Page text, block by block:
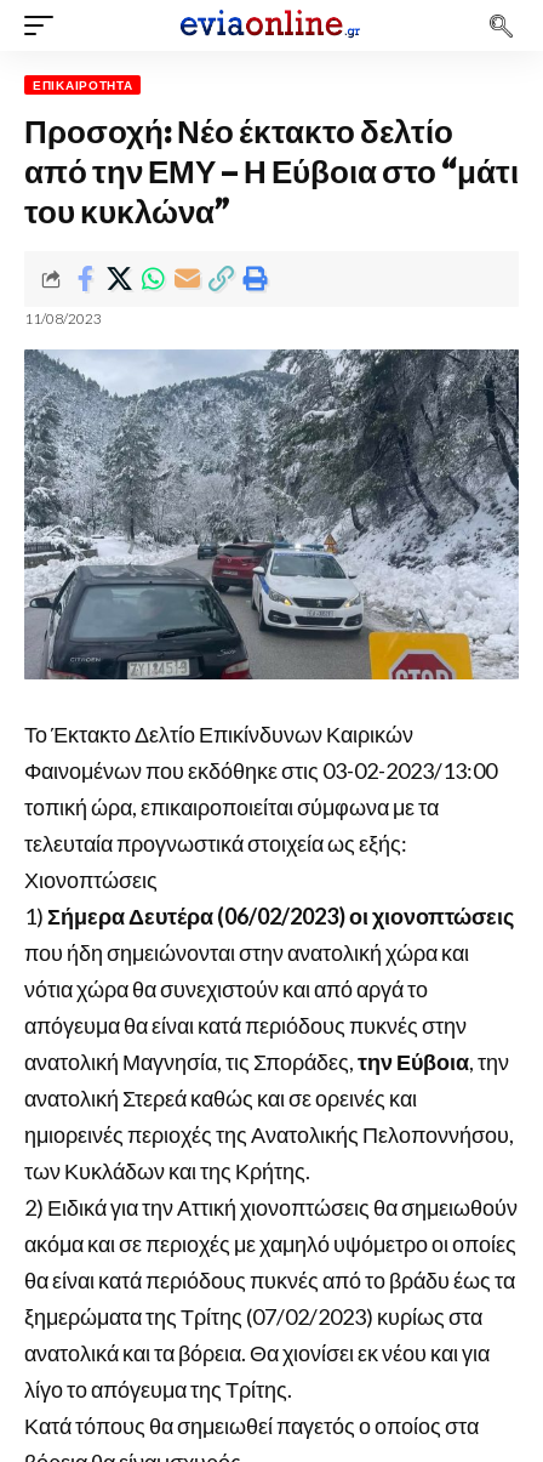
ΕΠΙΚΑΙΡΌΤΗΤΑ
Προσοχή: Νέο έκτακτο δελτίο
από την ΕΜΥ – Η Εύβοια στο “μάτι
του κυκλώνα”
11/08/2023
Το Έκτακτο Δελτίο Επικίνδυνων Καιρικών
Φαινομένων που εκδόθηκε στις 03-02-2023/13:00
τοπική ώρα, επικαιροποιείται σύμφωνα με τα
τελευταία προγνωστικά στοιχεία ως εξής:
Χιονοπτώσεις
1)Σήμερα Δευτέρα (06/02/2023) οι χιονοπτώσεις
που ήδη σημειώνονται στην ανατολική χώρα και
νότια χώρα θα συνεχιστούν και από αργά το
απόγευμα θα είναι κατά περιόδους πυκνές στην
ανατολική Μαγνησία, τις Σποράδες,την Εύβοια, την
ανατολική Στερεά καθώς και σε ορεινές και
ημιορεινές περιοχές της Ανατολικής Πελοποννήσου,
των Κυκλάδων και της Κρήτης.
2) Ειδικά για την Αττική χιονοπτώσεις θα σημειωθούν
ακόμα και σε περιοχές με χαμηλό υψόμετρο οι οποίες
θα είναι κατά περιόδους πυκνές από το βράδυ έως τα
ξημερώματα της Τρίτης (07/02/2023) κυρίως στα
ανατολικά και τα βόρεια. Θα χιονίσει εκ νέου και για
λίγο το απόγευμα της Τρίτης.
Κατά τόπους θα σημειωθεί παγετός ο οποίος στα